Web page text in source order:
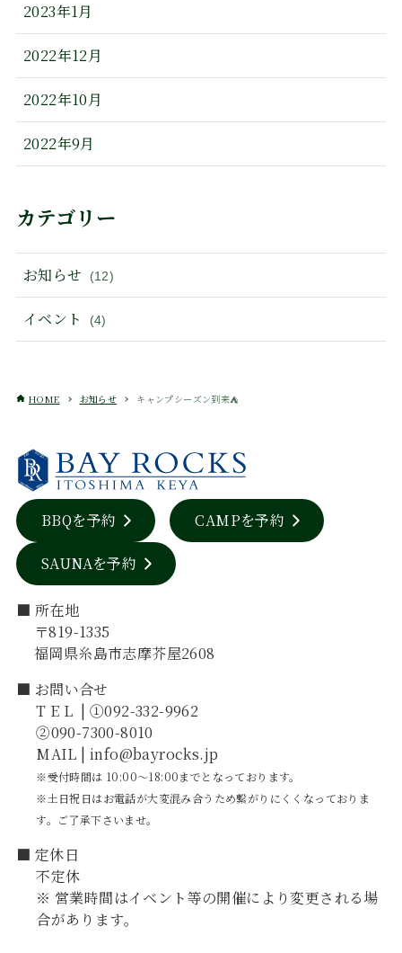
2023年1月
2022年12月
2022年10月
2022年9月
カテゴリー
お知らせ (12)
イベント (4)
HOME お知らせ キャンプシーズン到来⛺
BBQを予約 CAMPを予約
SAUNAを予約
■ 所在地
〒819-1335
福岡県糸島市志摩芥屋2608
■ お問い合せ
TEL | ①092-332-9962
②090-7300-8010
MAIL | info@bayrocks.jp
※受付時間は 10:00～18:00までとなっております。
※土日祝日はお電話が大変混み合うため繋がりにくくなっておりま
す。ご了承下さいませ。
■ 定休日
不定休
※ 営業時間はイベント等の開催により変更される場
合があります。